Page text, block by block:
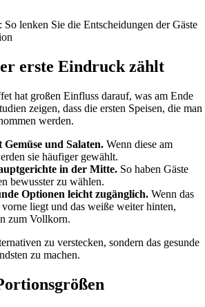
lenken Sie die Entscheidungen der Gäste
erste Eindruck zählt
hat großen Einfluss darauf, was am Ende
zeigen, dass die ersten Speisen, die man
werden.
Gemüse und Salaten. Wenn diese am
sie häufiger gewählt.
in der Mitte. So haben Gäste
bewusster zu wählen.
Optionen leicht zugänglich. Wenn das
liegt und das weiße weiter hinten,
zum Vollkorn.
zu verstecken, sondern das gesunde
zu machen.